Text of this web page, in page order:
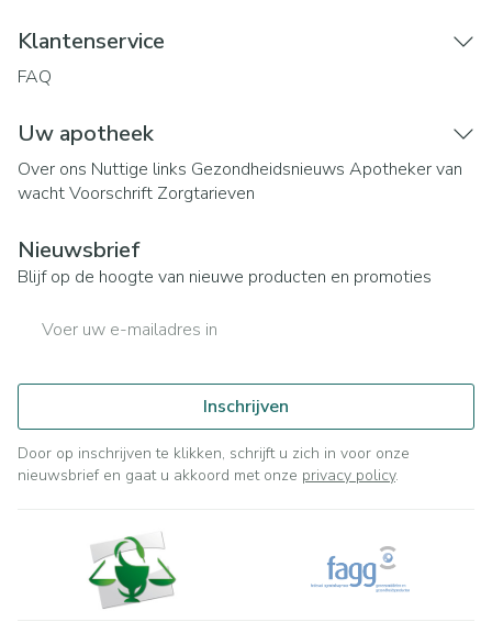
Klantenservice
FAQ
Uw apotheek
Over ons Nuttige links Gezondheidsnieuws Apotheker van
wachtVoorschrift Zorgtarieven
Nieuwsbrief
Blijf op de hoogte van nieuwe producten en promoties
Inschrijven
Door op inschrijven te klikken, schrijft u zich in voor onze
nieuwsbrief en gaat u akkoord met onze privacy policy.